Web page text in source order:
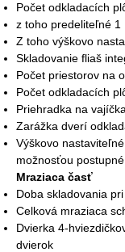
Počet odkladacích
z toho predeliteľné 1
Z toho výškovo
Skladovanie fliaš
Počet priestorov na
Počet odkladacích
Priehradka na
Zarážka dverí
Výškovo
možnosťou
Mraziaca časť
Doba skladovania
Celková mraziaca
Dvierka 4-
dvierok